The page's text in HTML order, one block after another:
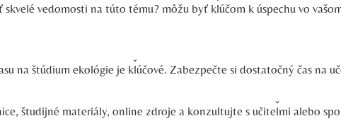
vedomosti na túto tému? môžu byť kľúčom k úspechu vo
na štúdium ekológie je kľúčové. Zabezpečte si dostatočný čas na
študijné materiály, online zdroje a konzultujte s učiteľmi alebo